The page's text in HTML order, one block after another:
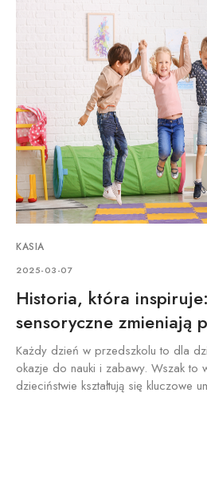
KASIA
2025-03-07
Historia, która
sensoryczne zmieniają
Każdy dzień w przedszkolu to dla
okazje do nauki i zabawy. Wszak to
dzieciństwie kształtują się kluczowe